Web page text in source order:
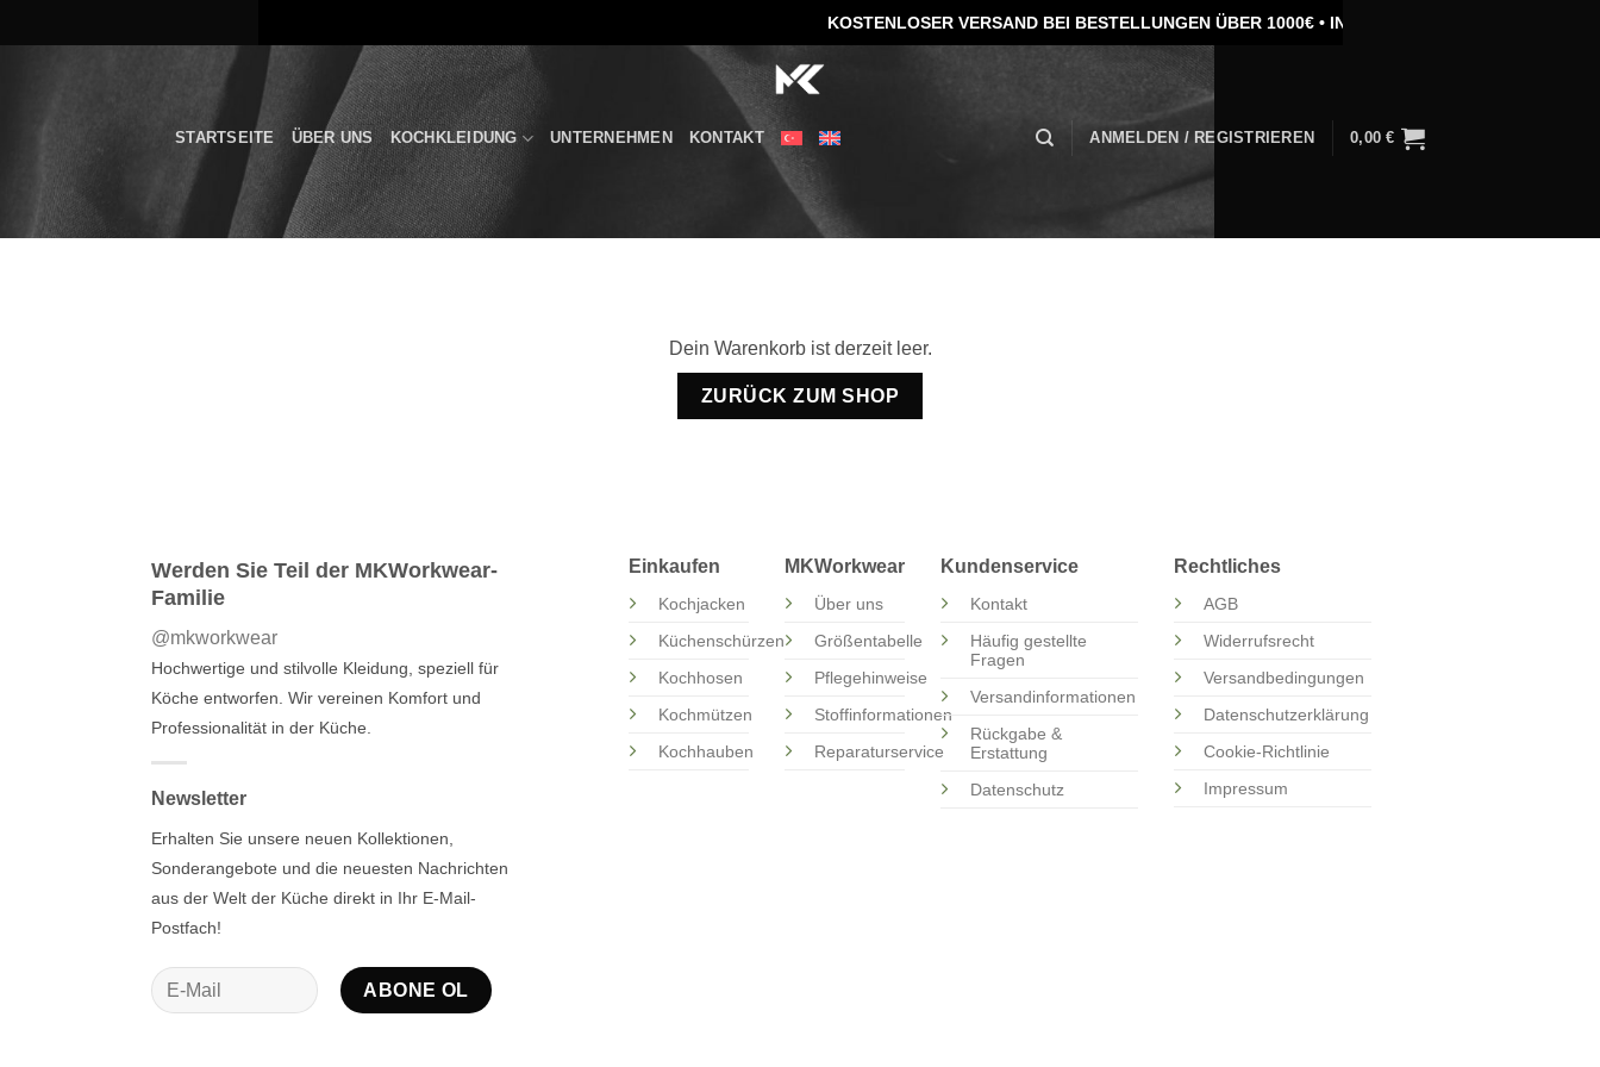
Inhalt
KOSTENLOSER VERSAND BEI BESTELLUNGEN ÜBER 1000€ •INDIVIDUELLE STICKEREI •
STARTSEITE ÜBER UNS KOCHKLEIDUNG UNTERNEHMEN KONTAKT ANMELDEN / REGISTRIEREN 0,00€
Dein Warenkorb ist derzeit leer.
ZURÜCK ZUM SHOP
Werden Sie Teil der MKWorkwear-
Familie
@mkworkwear
Hochwertige und stilvolle Kleidung, speziell für
Köche entworfen. Wir vereinen Komfort und
Professionalität in der Küche.
Newsletter
Erhalten Sie unsere neuen Kollektionen,
Sonderangebote und die neuesten Nachrichten
aus der Welt der Küche direkt in Ihr E-Mail-
Postfach!
Einkaufen
Kochjacken
Küchenschürzen
Kochhosen
Kochmützen
Kochhauben
MKWorkwear
Über uns
Größentabelle
Pflegehinweise
Stoffinformationen
Reparaturservice
Kundenservice
Kontakt
Häufig gestellte
Fragen
Versandinformationen
Rückgabe &
Erstattung
Datenschutz
Rechtliches
AGB
Widerrufsrecht
Versandbedingungen
Datenschutzerklärung
Cookie-Richtlinie
Impressum